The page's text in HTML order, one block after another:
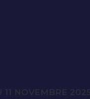
11 NOVEMBRE 2025